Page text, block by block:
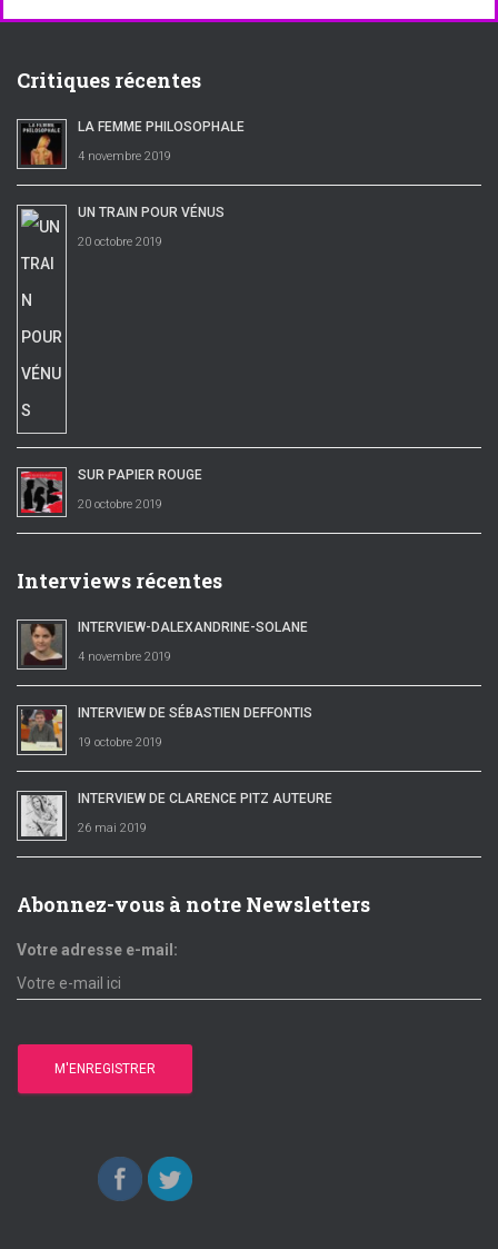
Critiques récentes
LA FEMME PHILOSOPHALE
4 novembre 2019
UN TRAIN POUR VÉNUS
20 octobre 2019
SUR PAPIER ROUGE
20 octobre 2019
Interviews récentes
INTERVIEW-DALEXANDRINE-SOLANE
4 novembre 2019
INTERVIEW DE SÉBASTIEN DEFFONTIS
19 octobre 2019
INTERVIEW DE CLARENCE PITZ AUTEURE
26 mai 2019
Abonnez-vous à notre Newsletters
Votre adresse e-mail: